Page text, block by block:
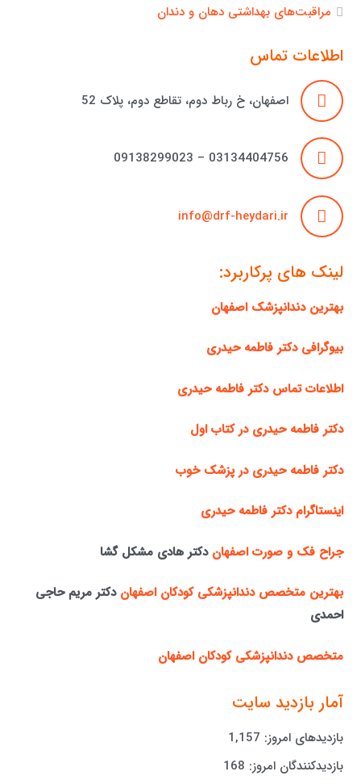
مراقبت‌های بهداشتی دهان و دندان
اطلاعات تماس
اصفهان، خ رباط دوم، تقاطع دوم، پلاک 52
03134404756 – 09138299023
info@drf-heydari.ir
لینک های پرکاربرد:
بهترین دندانپزشک اصفهان
بیوگرافی دکتر فاطمه حیدری
اطلاعات تماس دکتر فاطمه حیدری
دکتر فاطمه حیدری در کتاب اول
دکتر فاطمه حیدری در پزشک خوب
اینستاگرام دکتر فاطمه حیدری
جراح فک و صورت اصفهان دکتر هادی مشکل گشا
بهترین متخصص دندانپزشکی کودکان اصفهان دکتر مریم حاجی
احمدی
متخصص دندانپزشکی کودکان اصفهان
آمار بازدید سایت
بازدیدهای امروز: 1,157
بازدیدکنندگان امروز: 168